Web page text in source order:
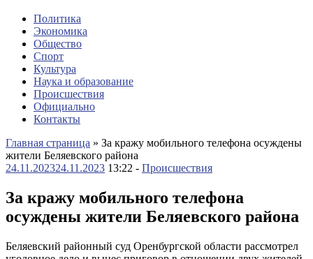
Политика
Экономика
Общество
Спорт
Культура
Наука и образование
Происшествия
Официально
Контакты
Главная страница » За кражу мобильного телефона осуждены
жители Беляевского района
24.11.202324.11.2023 13:22 - Происшествия
За кражу мобильного телефона
осуждены жители Беляевского района
Беляевский районный суд Оренбургской области рассмотрел